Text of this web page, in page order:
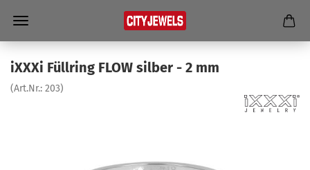
iXXXi Füll­ring FLOW sil­ber - 2 mm
(Art.Nr.: 203)